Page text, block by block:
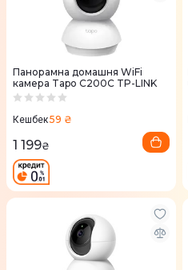
Панорамна домашня WiFi
камера Tapo C200C TP-LINK
Кешбек59 ₴
1 199₴